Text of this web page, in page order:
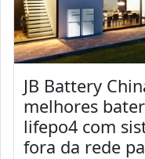
JB Battery
melhores
lifepo4 com
fora da rede